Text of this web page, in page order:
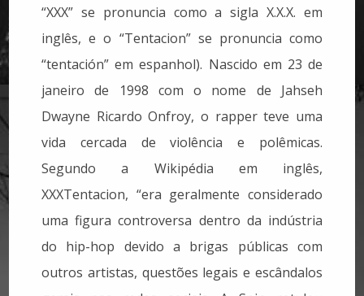
“XXX” se pronuncia como a sigla X.X.X. em
inglês, e o “Tentacion” se pronuncia como
“tentación” em espanhol). Nascido em 23 de
janeiro de 1998 com o nome de Jahseh
Dwayne Ricardo Onfroy, o rapper teve uma
vida cercada de violência e polêmicas.
Segundo a Wikipédia em inglês,
XXXTentacion, “era geralmente considerado
uma figura controversa dentro da indústria
do hip-hop devido a brigas públicas com
outros artistas, questões legais e escândalos